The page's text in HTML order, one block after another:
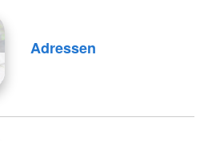
Adressen